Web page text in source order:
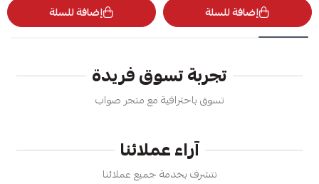
إضافة للسلة إضافة للسلة
تجربة تسوق فريدة
تسوق باحترافية مع متجر صواب
آراء عملائنا
نتشرف بخدمة جميع عملائنا